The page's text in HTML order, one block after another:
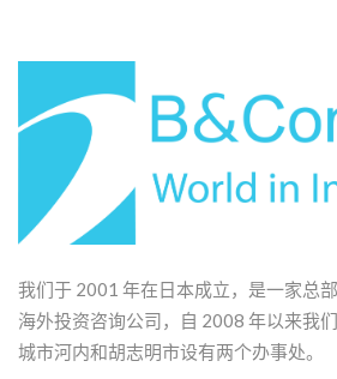
我们于 2001 年在日本成立，是一家总
海外投资咨询公司，自 2008 年以来我
城市河内和胡志明市设有两个办事处。